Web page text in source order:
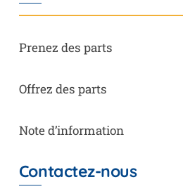
Prenez des parts
Offrez des parts
Note d’information
Contactez-nous